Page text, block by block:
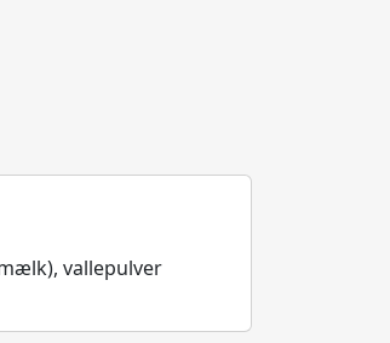
vallepulver